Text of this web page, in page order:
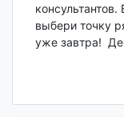
выбери точку
уже завтра!